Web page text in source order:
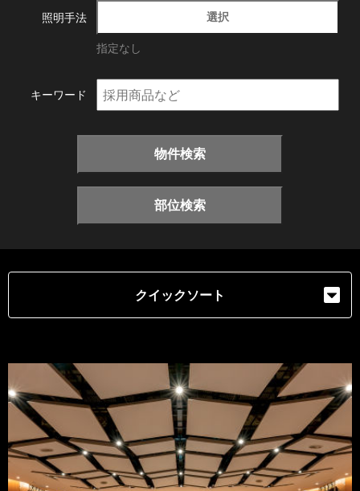
照明手法 選択
指定なし
キーワード
物件検索
部位検索
クイックソート